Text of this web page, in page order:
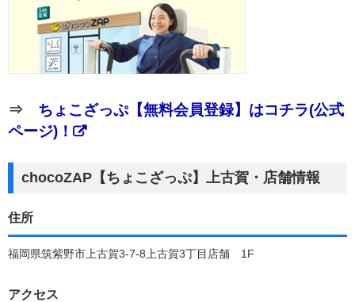
⇒ ちょこざっぷ【無料会員登録】はコチラ(公式
ページ)！
chocoZAP【ちょこざっぷ】上古賀・店舗情報
住所
福岡県筑紫野市上古賀3-7-8上古賀3丁目店舗 1F
アクセス